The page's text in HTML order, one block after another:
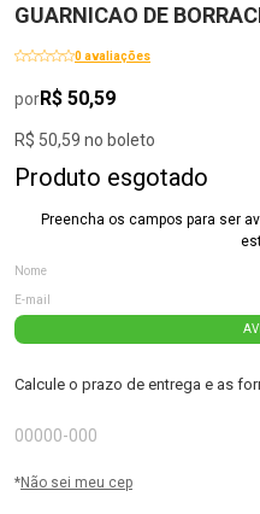
GUARNICAO DE
0 avaliações
porR$ 50,59
R$ 50,59 no boleto
Produto esgotado
Preencha os campos para ser
Calcule o prazo de entrega e as
*Não sei meu cep